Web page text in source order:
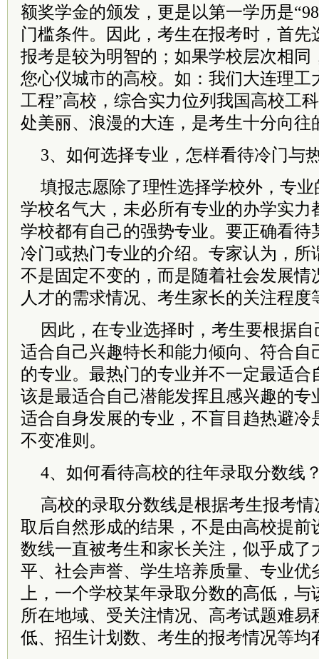
额奖学金的颁发，更是以第一学历是
门槛条件。因此，考生在报考时，首先
报考是较为明智的；如果学校层次相同
您心仪城市的高校。如：我们大连理工
工程”高校，综合实力位列我国高校工
处美丽、浪漫的大连，是考生十分向往
3、如何选择专业，怎样看待冷门与
填报志愿除了理性选择学校外，专
学校名气大，未必所有专业的办学实力
学校都有自己的强势专业。要正确看待
冷门或热门专业的介绍。专家认为，所
不是固定不变的，而是随着社会发展情
人才的需求情况、考生家长的关注程度
因此，在专业选择时，考生要根据
适合自己兴趣特长和能力倾向、符合自
的专业。最热门的专业并不一定最适合
该是最适合自己潜能发挥且感兴趣的专
适合自身发展的专业，不盲目趋热避冷
不变准则。
4、如何看待高校的往年录取分数线
高校的录取分数线是根据考生报考
取后自然形成的结果，不是由高校提前
数线一直被考生和家长关注，似乎成了
平、社会声誉、学生培养质量、专业优
上，一个学校某年录取分数的高低，
所在地域、受关注情况、高考试题难易
低、招生计划数、考生的报考情况等均